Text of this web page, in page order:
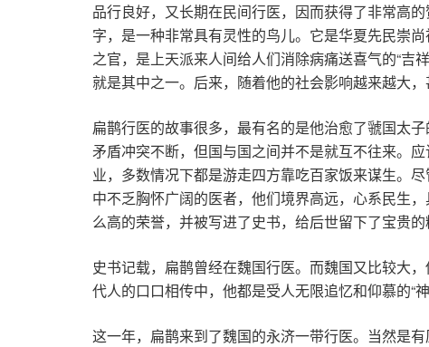
品行良好，又长期在民间行医，因而获得了非常高
字，是一种非常具有灵性的鸟儿。它是华夏先民崇
之官，是上天派来人间给人们消除病痛送喜气的“吉
就是其中之一。后来，随着他的社会影响越来越大
扁鹊行医的故事很多，最有名的是他治愈了虢国太
矛盾冲突不断，但国与国之间并不是就互不往来。
业，多数情况下都是游走四方靠吃百家饭来谋生。
中不乏胸怀广阔的医者，他们境界高远，心系民生
么高的荣誉，并被写进了史书，给后世留下了宝贵的
史书记载，扁鹊曾经在魏国行医。而魏国又比较大
代人的口口相传中，他都是受人无限追忆和仰慕的“
这一年，扁鹊来到了魏国的永济一带行医。当然是